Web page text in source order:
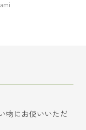
物にお使いいただ